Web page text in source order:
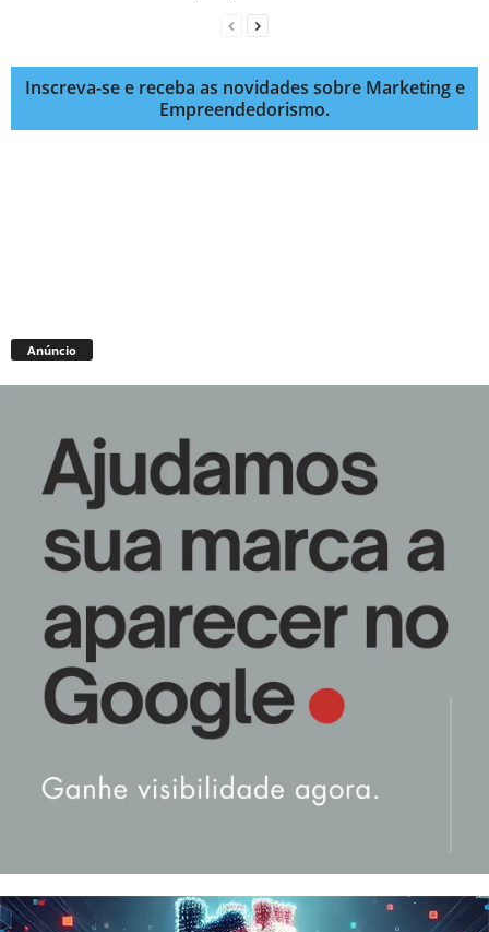
Inscreva-se e receba as novidades sobre Marketing e
Empreendedorismo.
Anúncio